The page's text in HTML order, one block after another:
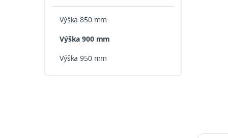
Výška 850 mm
Výška 900 mm
Výška 950 mm